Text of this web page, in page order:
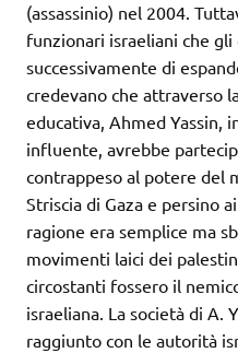
(assassinio) nel 2004.
funzionari israeliani che
successivamente di
credevano che attraverso
educativa, Ahmed Yassin,
influente, avrebbe
contrappeso al potere del
Striscia di Gaza e persino
ragione era semplice ma
movimenti laici dei
circostanti fossero il
israeliana. La società di A.
raggiunto con le autorità